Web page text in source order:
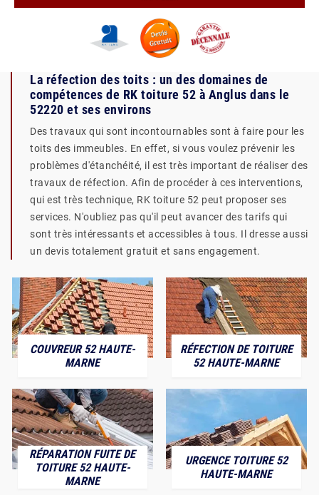
La réfection des toits : un des domaines de
compétences de RK toiture 52 à Anglus dans le
52220 et ses environs
Des travaux qui sont incontournables sont à faire pour les
toits des immeubles. En effet, si vous voulez prévenir les
problèmes d'étanchéité, il est très important de réaliser des
travaux de réfection. Afin de procéder à ces interventions,
qui est très technique, RK toiture 52 peut proposer ses
services. N'oubliez pas qu'il peut avancer des tarifs qui
sont très intéressants et accessibles à tous. Il dresse aussi
un devis totalement gratuit et sans engagement.
COUVREUR 52 HAUTE-
MARNE
RÉFECTION DE TOITURE
52 HAUTE-MARNE
RÉPARATION FUITE DE
TOITURE 52 HAUTE-
MARNE
URGENCE TOITURE 52
HAUTE-MARNE